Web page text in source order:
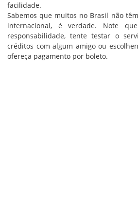
facilidade.
Sabemos que muitos no Brasil não
internacional, é verdade. Note
responsabilidade, tente testar o
créditos com algum amigo ou
ofereça pagamento por boleto.